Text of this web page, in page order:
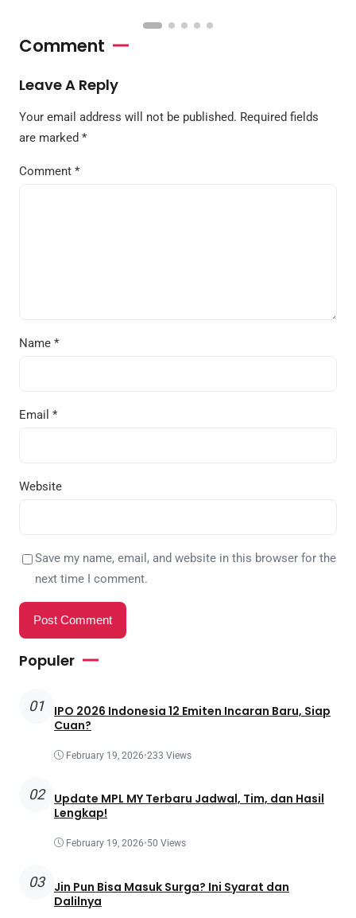
Comment
Leave A Reply
Your email address will not be published. Required fields
are marked *
Comment *
Name *
Email *
Website
Save my name, email, and website in this browser for the
next time I comment.
Populer
01
IPO 2026 Indonesia 12 Emiten Incaran Baru, Siap
Cuan?
February 19, 2026•233 Views
02
Update MPL MY Terbaru Jadwal, Tim, dan Hasil
Lengkap!
February 19, 2026•50 Views
03
Jin Pun Bisa Masuk Surga? Ini Syarat dan
Dalilnya